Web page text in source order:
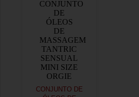
CONJUNTO DE